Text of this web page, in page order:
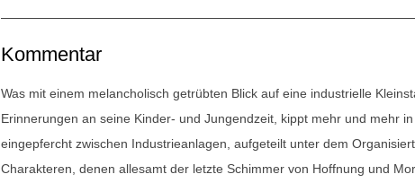
Kommentar
Was mit einem melancholisch getrübten Blick auf eine industrielle
Erinnerungen an seine Kinder- und Jungendzeit, kippt mehr und mehr
eingepfercht zwischen Industrieanlagen, aufgeteilt unter dem
Charakteren, denen allesamt der letzte Schimmer von Hoffnung und